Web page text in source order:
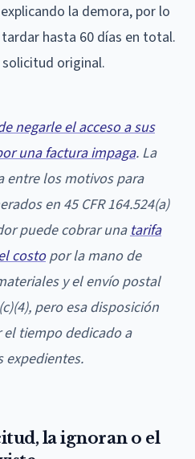
la demora, por lo
hasta 60 días en total.
solicitud original.
negarle el acceso a sus
una factura impaga. La
entre los motivos para
en 45 CFR 164.524(a)
puede cobrar unatarifa
costopor la mano de
y el envío postal
pero esa disposición
tiempo dedicado a
expedientes.
la ignoran o el